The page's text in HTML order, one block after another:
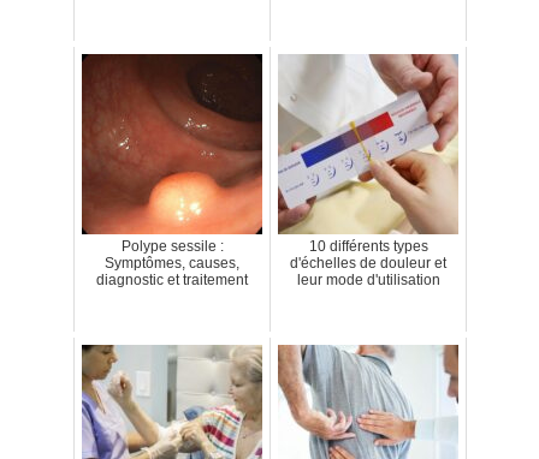
Polype sessile :
Symptômes, causes,
diagnostic et traitement
10 différents types
d'échelles de douleur et
leur mode d'utilisation